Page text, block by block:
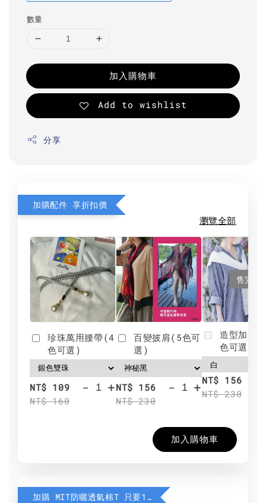
數量
加入購物車
Add to wishlist
分享
加購配件 享折扣價
瀏覽全部
珍珠萬用腰帶(4
色可選)
NT$ 109
NT$ 160
- +
百變披肩(5色可
選)
NT$ 156
NT$ 230
- +
售完
造型加分
色可選)
NT$ 156
NT$ 230
加入購物車
加購 MIT防曬透氣棉T 只要190元